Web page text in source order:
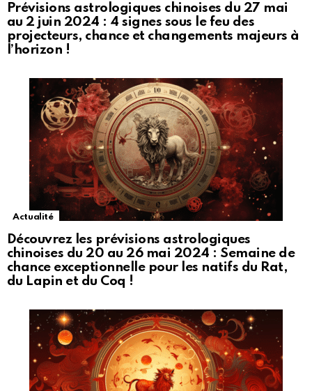
Prévisions astrologiques chinoises du 27 mai
au 2 juin 2024 : 4 signes sous le feu des
projecteurs, chance et changements majeurs à
l’horizon !
Actualité
Découvrez les prévisions astrologiques
chinoises du 20 au 26 mai 2024 : Semaine de
chance exceptionnelle pour les natifs du Rat,
du Lapin et du Coq !